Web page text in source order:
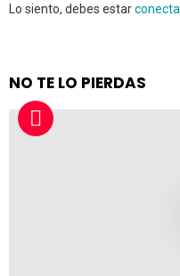
Lo siento, debes estar
NO TE LO PIERDAS